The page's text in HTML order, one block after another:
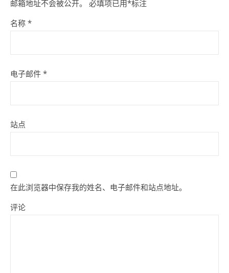
邮箱地址不会被公开。 必填项已用*标注
名称 *
电子邮件 *
站点
在此浏览器中保存我的姓名、电子邮件和站点地址。
评论